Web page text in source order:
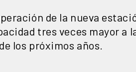
de la nueva
tres veces mayor a
de los próximos años.